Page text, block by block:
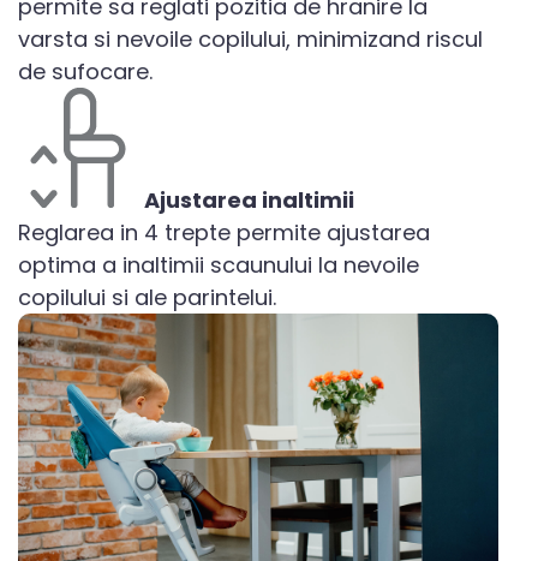
permite sa reglati pozitia de hranire la
varsta si nevoile copilului, minimizand riscul
de sufocare.
Ajustarea inaltimii
Reglarea in 4 trepte permite ajustarea
optima a inaltimii scaunului la nevoile
copilului si ale parintelui.